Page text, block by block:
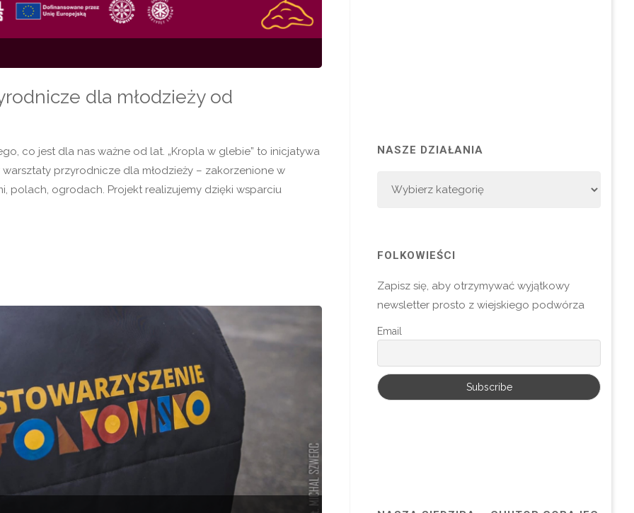
dla młodzieży od
co jest dla nas ważne od lat. „Kropla w glebie” to inicjatywa
przyrodnicze dla młodzieży – zakorzenione w
polach, ogrodach. Projekt realizujemy dzięki wsparciu
NASZE DZIAŁANIA
Działania
FOLKOWIEŚCI
Zapisz się, aby otrzymywać wyjątkowy
newsletter prosto z wiejskiego podwórza
Email